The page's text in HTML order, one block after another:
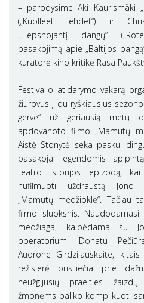
– parodysime Aki Kaurismäki
(„Kuolleet lehdet“) ir
„Liepsnojantį dangų“
pasakojimą apie „Baltijos
kuratorė kino kritikė Rasa
Festivalio atidarymo vakarą
žiūrovus į du ryškiausius
gerve“ už geriausią metų
apdovanoto filmo „Mamutų
Aistė Stonytė seka paskui
pasakoja legendomis
teatro istorijos epizodą, kai
nufilmuoti uždraustą Jono
„Mamutų medžioklė“. Tačiau
filmo sluoksnis. Naudodamasi
medžiaga, kalbėdama su
operatoriumi Donatu
Audrone Girdzijauskaite, kitais
režisierė prisiliečia prie
neužgijusių praeities
žmonėms paliko komplikuoti